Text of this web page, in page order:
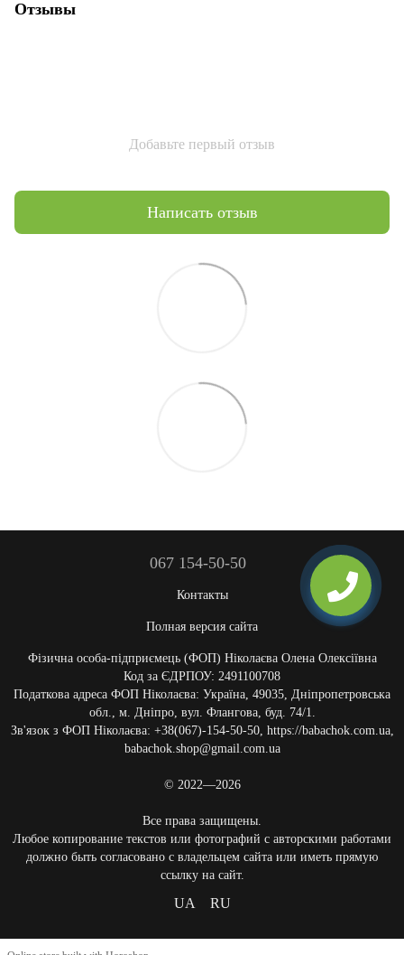
Отзывы
Добавьте первый отзыв
Написать отзыв
067 154-50-50
Контакты
Полная версия сайта
Фізична особа-підприємець (ФОП) Ніколаєва Олена Олексіївна
Код за ЄДРПОУ: 2491100708
Податкова адреса ФОП Ніколаєва: Україна, 49035, Дніпропетровська
обл., м. Дніпро, вул. Флангова, буд. 74/1.
Зв'язок з ФОП Ніколаєва: +38(067)-154-50-50, https://babachok.com.ua,
babachok.shop@gmail.com.ua
© 2022—2026
Все права защищены.
Любое копирование текстов или фотографий с авторскими работами
должно быть согласовано с владельцем сайта или иметь прямую
ссылку на сайт.
UA RU